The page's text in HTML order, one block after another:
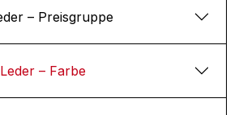
– Preisgruppe
– Farbe